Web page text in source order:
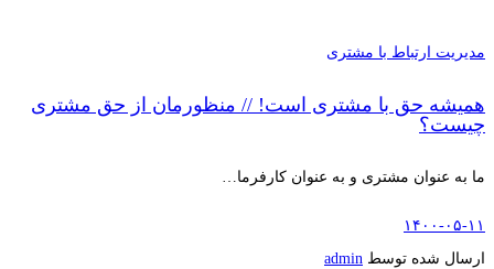
مدیریت ارتباط با مشتری
همیشه حق با مشتری است! // منظورمان از حق مشتری
چیست؟
ما به عنوان مشتری و به عنوان کارفرما…
۱۴۰۰-۰۵-۱۱
ارسال شده توسط admin